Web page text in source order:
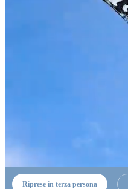
Riprese in terza persona